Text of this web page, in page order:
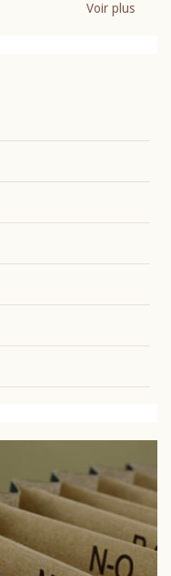
Voir plus